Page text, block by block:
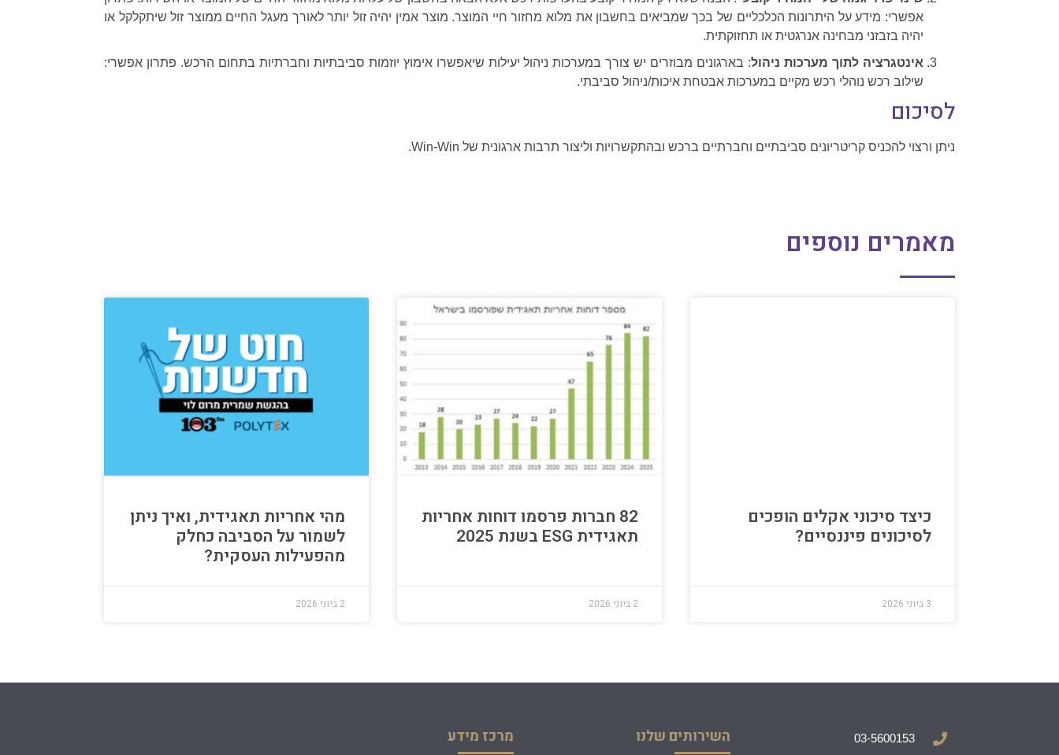
אפשרי: מידע על היתרונות הכלכליים של בכך שמביאים בחשבון את מלוא מחזור חיי המוצר. מוצר אמין יהיה זול יותר לאורך מעגל החיים ממוצר זול שיתקלקל או
יהיה בזבזני מבחינה אנרגטית או תחזוקתית.
אינטגרציה לתוך מערכות ניהול: בארגונים מבוזרים יש צורך במערכות ניהול יעילות שיאפשרו אימוץ יוזמות סביבתיות וחברתיות בתחום הרכש. פתרון אפשרי:
שילוב רכש נוהלי רכש מקיים במערכות אבטחת איכות/ניהול סביבתי.
לסיכום
ניתן ורצוי להכניס קריטריונים סביבתיים וחברתיים ברכש ובהתקשרויות וליצור תרבות ארגונית של Win-Win.
מאמרים נוספים
כיצד סיכוני אקלים הופכים
לסיכונים פיננסיים?
3 ביוני 2026
82 חברות פרסמו דוחות אחריות
תאגידית ESG בשנת 2025
2 ביוני 2026
מהי אחריות תאגידית, ואיך ניתן
לשמור על הסביבה כחלק
מהפעילות העסקית?
2 ביוני 2026
03-5600153 השירותים שלנו מרכז מידע